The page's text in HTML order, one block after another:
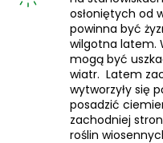
osłoniętych od
powinna być
wilgotna latem.
mogą być
wiatr. Latem
wytworzyły się
posadzić
zachodniej
roślin